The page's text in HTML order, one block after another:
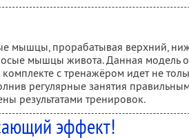
мышцы, прорабатывая верхний,
мышцы живота. Данная модель
с тренажёром идет не
регулярные занятия
результатами тренировок.
эффект!